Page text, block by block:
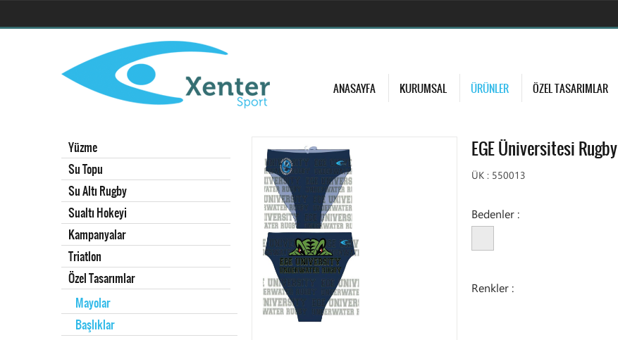
ANASAYFA KURUMSAL ÜRÜNLER ÖZEL TASARIMLAR
EGE Üniversitesi Rugby
ÜK : 550013
Bedenler :
Renkler :
Yüzme
Su Topu
Su Altı Rugby
Sualtı Hokeyi
Kampanyalar
Triatlon
Özel Tasarımlar
Mayolar
Başlıklar